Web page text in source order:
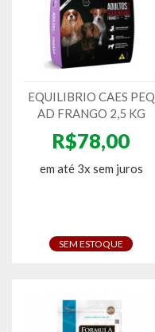
EQUILIBRIO CAES PEQ
AD FRANGO 2,5 KG
R$78,00
em até 3x sem juros
SEM ESTOQUE